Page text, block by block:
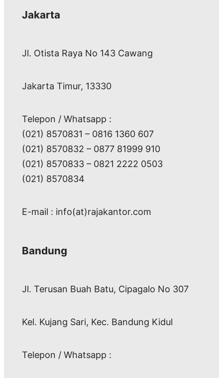
Jakarta
Jl. Otista Raya No 143 Cawang
Jakarta Timur, 13330
Telepon / Whatsapp :
(021) 8570831 – 0816 1360 607
(021) 8570832 – 0877 81999 910
(021) 8570833 – 0821 2222 0503
(021) 8570834
E-mail : info(at)rajakantor.com
Bandung
Jl. Terusan Buah Batu, Cipagalo No 307
Kel. Kujang Sari, Kec. Bandung Kidul
Telepon / Whatsapp :